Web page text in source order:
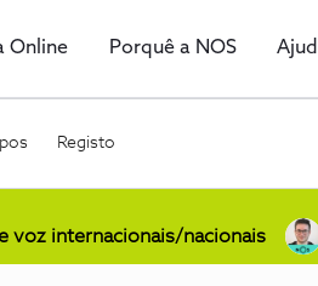
Online Porquê a NOS
Registo
voz internacionais/nacionais